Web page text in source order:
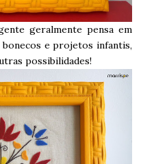
geralmente pensa em
e projetos infantis,
possibilidades!